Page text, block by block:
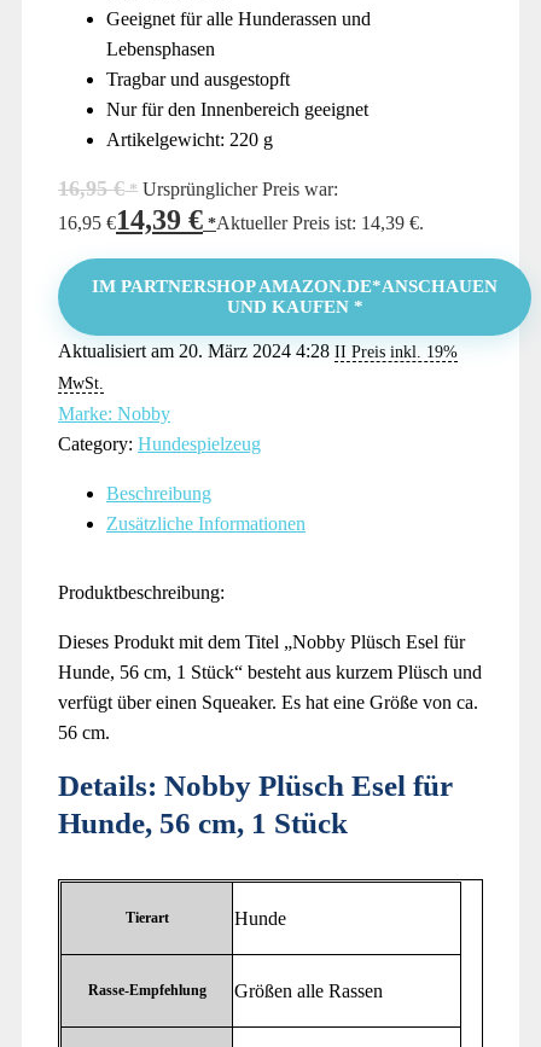
Geeignet für alle Hunderassen und
Lebensphasen
Tragbar und ausgestopft
Nur für den Innenbereich geeignet
Artikelgewicht: 220 g
16,95€
Ursprünglicher Preis war:
16,95 €14,39 € Aktueller Preis ist: 14,39 €.
IM PARTNERSHOP AMAZON.DE*ANSCHAUEN
UND KAUFEN *
Aktualisiert am 20. März 2024 4:28 II Preis inkl. 19%
MwSt.
Marke: Nobby
Category: Hundespielzeug
Beschreibung
Zusätzliche Informationen
Produktbeschreibung:
Dieses Produkt mit dem Titel „Nobby Plüsch Esel für
Hunde, 56 cm, 1 Stück“ besteht aus kurzem Plüsch und
verfügt über einen Squeaker. Es hat eine Größe von ca.
56 cm.
Details: Nobby Plüsch Esel für
Hunde, 56 cm, 1 Stück
Tierart ‎Hunde
Rasse-Empfehlung ‎Größen alle Rassen